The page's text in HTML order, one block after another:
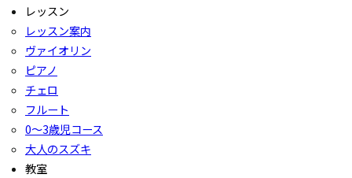
レッスン
レッスン案内
ヴァイオリン
ピアノ
チェロ
フルート
0〜3歳児コース
大人のスズキ
教室